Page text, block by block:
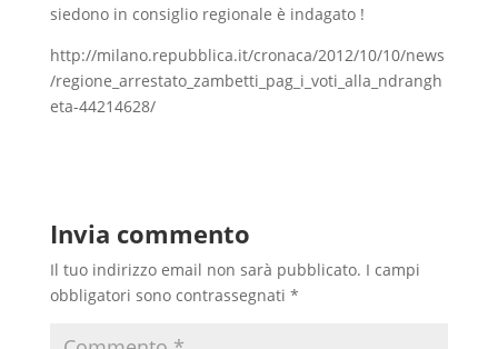
siedono in consiglio regionale è indagato !
http://milano.repubblica.it/cronaca/2012/10/10/news
/regione_arrestato_zambetti_pag_i_voti_alla_ndrangh
eta-44214628/
Invia commento
Il tuo indirizzo email non sarà pubblicato. I campi
obbligatori sono contrassegnati *